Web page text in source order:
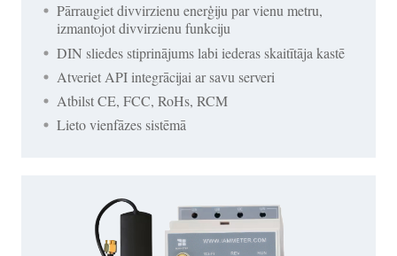
Pārraugiet divvirzienu enerģiju par vienu metru,
izmantojot divvirzienu funkciju
DIN sliedes stiprinājums labi iederas skaitītāja kastē
Atveriet API integrācijai ar savu serveri
Atbilst CE, FCC, RoHs, RCM
Lieto vienfāzes sistēmā